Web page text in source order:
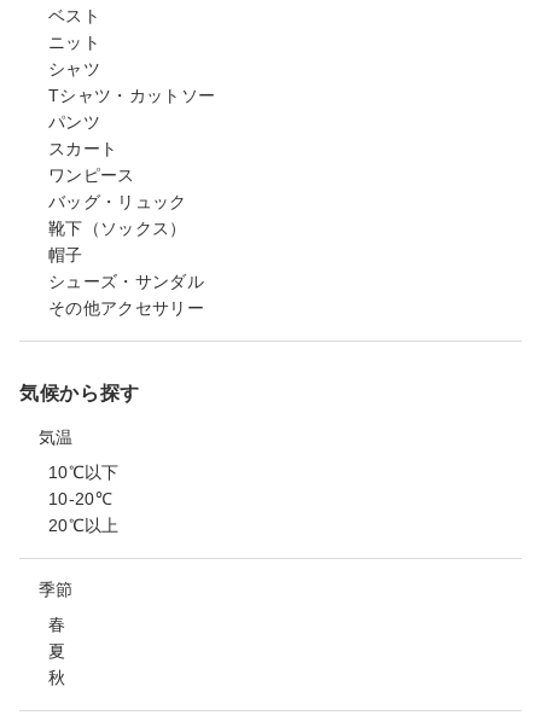
ベスト
ニット
シャツ
Tシャツ・カットソー
パンツ
スカート
ワンピース
バッグ・リュック
靴下（ソックス）
帽子
シューズ・サンダル
その他アクセサリー
気候から探す
気温
10℃以下
10-20℃
20℃以上
季節
春
夏
秋